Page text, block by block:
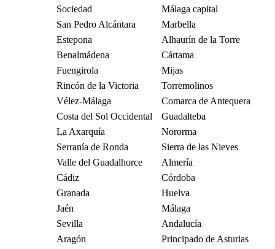
Sociedad
Málaga capital
San Pedro Alcántara
Marbella
Estepona
Alhaurín de la Torre
Benalmádena
Cártama
Fuengirola
Mijas
Rincón de la Victoria
Torremolinos
Vélez-Málaga
Comarca de Antequera
Costa del Sol Occidental
Guadalteba
La Axarquía
Nororma
Serranía de Ronda
Sierra de las Nieves
Valle del Guadalhorce
Almería
Cádiz
Córdoba
Granada
Huelva
Jaén
Málaga
Sevilla
Andalucía
Aragón
Principado de Asturias